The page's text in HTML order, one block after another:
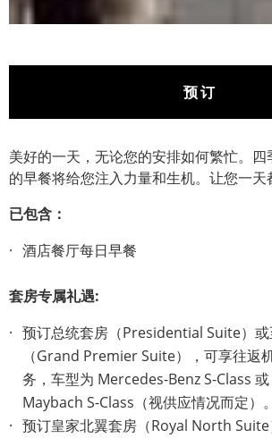
预订
美好的一天，无论您的安排如何繁忙。
的早餐将给您注入力量和生机。让您一天
已包含：
酒店餐厅每日早餐
套房专属礼遇:
预订总统套房（Presidential Suite）
（Grand Premier Suite），可享往返
务，车型为 Mercedes-Benz S-Class
Maybach S-Class（视供应情况而定）。
预订皇家北翼套房（Royal North